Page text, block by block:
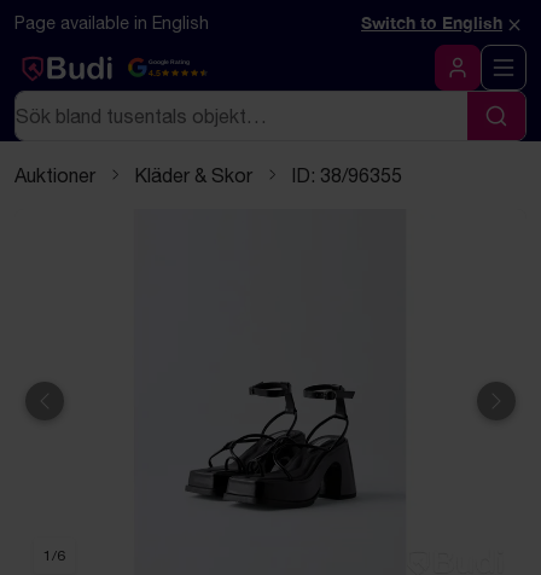
Hoppa till innehåll
Textbaserad (markdown) version av denna sida
Page available in English Switch to English ×
Google Rating
4.5
Logga in
Sök
Sök
Auktioner Kläder & Skor ID: 38/96355
Föregående
1 /6